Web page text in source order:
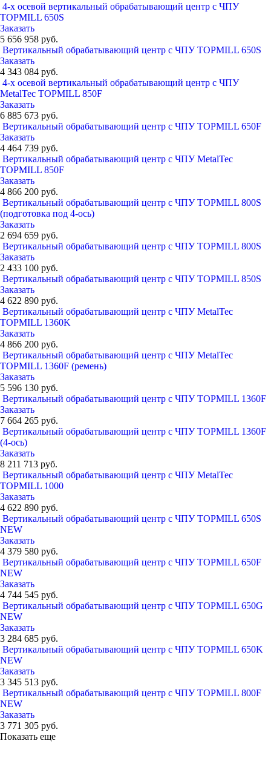
4-х осевой вертикальный обрабатывающий центр с ЧПУ
TOPMILL 650S
Заказать
5 656 958 руб.
Вертикальный обрабатывающий центр с ЧПУ TOPMILL 650S
Заказать
4 343 084 руб.
4-х осевой вертикальный обрабатывающий центр с ЧПУ
MetalTec TOPMILL 850F
Заказать
6 885 673 руб.
Вертикальный обрабатывающий центр с ЧПУ TOPMILL 650F
Заказать
4 464 739 руб.
Вертикальный обрабатывающий центр с ЧПУ MetalTec
TOPMILL 850F
Заказать
4 866 200 руб.
Вертикальный обрабатывающий центр с ЧПУ TOPMILL 800S
(подготовка под 4-ось)
Заказать
2 694 659 руб.
Вертикальный обрабатывающий центр с ЧПУ TOPMILL 800S
Заказать
2 433 100 руб.
Вертикальный обрабатывающий центр с ЧПУ TOPMILL 850S
Заказать
4 622 890 руб.
Вертикальный обрабатывающий центр с ЧПУ MetalTec
TOPMILL 1360K
Заказать
4 866 200 руб.
Вертикальный обрабатывающий центр с ЧПУ MetalTec
TOPMILL 1360F (ремень)
Заказать
5 596 130 руб.
Вертикальный обрабатывающий центр с ЧПУ TOPMILL 1360F
Заказать
7 664 265 руб.
Вертикальный обрабатывающий центр с ЧПУ TOPMILL 1360F
(4-ось)
Заказать
8 211 713 руб.
Вертикальный обрабатывающий центр с ЧПУ MetalTec
TOPMILL 1000
Заказать
4 622 890 руб.
Вертикальный обрабатывающий центр с ЧПУ TOPMILL 650S
NEW
Заказать
4 379 580 руб.
Вертикальный обрабатывающий центр с ЧПУ TOPMILL 650F
NEW
Заказать
4 744 545 руб.
Вертикальный обрабатывающий центр с ЧПУ TOPMILL 650G
NEW
Заказать
3 284 685 руб.
Вертикальный обрабатывающий центр с ЧПУ TOPMILL 650K
NEW
Заказать
3 345 513 руб.
Вертикальный обрабатывающий центр с ЧПУ TOPMILL 800F
NEW
Заказать
3 771 305 руб.
Показать еще